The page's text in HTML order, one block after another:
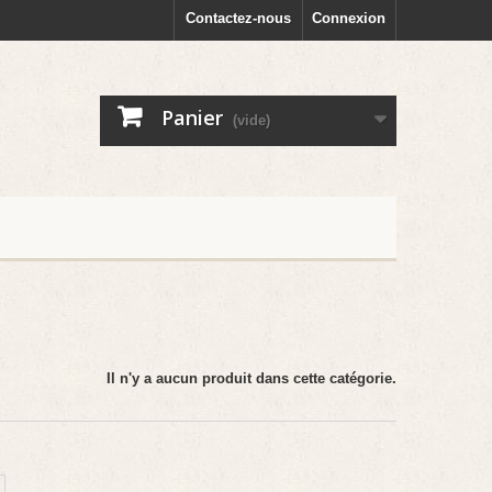
Connexion
Contactez-nous
Panier (vide)
Il n'y a aucun produit dans cette catégorie.